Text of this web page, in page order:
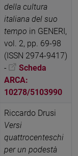
della cultura
italiana del suo
tempo in GENERI,
vol. 2, pp. 69-98
(ISSN 2974-9417)
-
Scheda
ARCA:
10278/5103990
Riccardo Drusi
Versi
quattrocenteschi
per un podestà